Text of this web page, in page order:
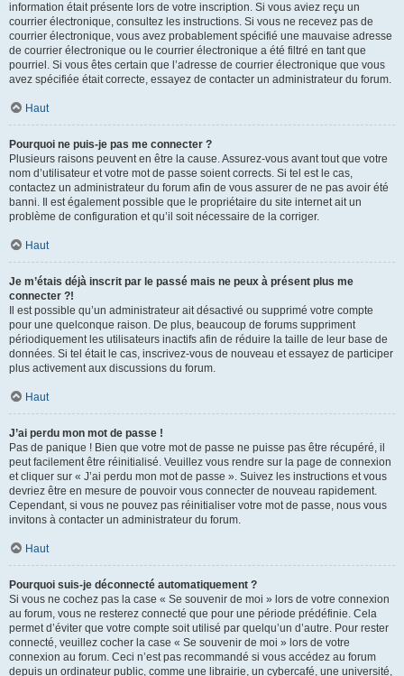
information était présente lors de votre inscription. Si vous aviez reçu un
courrier électronique, consultez les instructions. Si vous ne recevez pas de
courrier électronique, vous avez probablement spécifié une mauvaise adresse
de courrier électronique ou le courrier électronique a été filtré en tant que
pourriel. Si vous êtes certain que l’adresse de courrier électronique que vous
avez spécifiée était correcte, essayez de contacter un administrateur du forum.
Haut
Pourquoi ne puis-je pas me connecter ?
Plusieurs raisons peuvent en être la cause. Assurez-vous avant tout que votre
nom d’utilisateur et votre mot de passe soient corrects. Si tel est le cas,
contactez un administrateur du forum afin de vous assurer de ne pas avoir été
banni. Il est également possible que le propriétaire du site internet ait un
problème de configuration et qu’il soit nécessaire de la corriger.
Haut
Je m’étais déjà inscrit par le passé mais ne peux à présent plus me
connecter ?!
Il est possible qu’un administrateur ait désactivé ou supprimé votre compte
pour une quelconque raison. De plus, beaucoup de forums suppriment
périodiquement les utilisateurs inactifs afin de réduire la taille de leur base de
données. Si tel était le cas, inscrivez-vous de nouveau et essayez de participer
plus activement aux discussions du forum.
Haut
J’ai perdu mon mot de passe !
Pas de panique ! Bien que votre mot de passe ne puisse pas être récupéré, il
peut facilement être réinitialisé. Veuillez vous rendre sur la page de connexion
et cliquer sur « J’ai perdu mon mot de passe ». Suivez les instructions et vous
devriez être en mesure de pouvoir vous connecter de nouveau rapidement.
Cependant, si vous ne pouvez pas réinitialiser votre mot de passe, nous vous
invitons à contacter un administrateur du forum.
Haut
Pourquoi suis-je déconnecté automatiquement ?
Si vous ne cochez pas la case « Se souvenir de moi » lors de votre connexion
au forum, vous ne resterez connecté que pour une période prédéfinie. Cela
permet d’éviter que votre compte soit utilisé par quelqu’un d’autre. Pour rester
connecté, veuillez cocher la case « Se souvenir de moi » lors de votre
connexion au forum. Ceci n’est pas recommandé si vous accédez au forum
depuis un ordinateur public, comme une librairie, un cybercafé, une université,